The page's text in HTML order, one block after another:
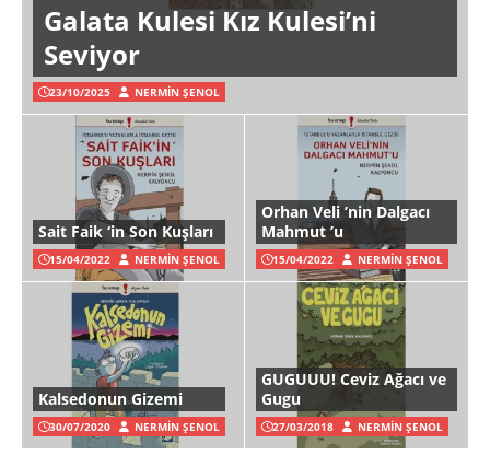
Galata Kulesi Kız Kulesi’ni
Seviyor
23/10/2025 NERMIN ŞENOL
Sait Faik ‘in Son Kuşları
15/04/2022 NERMIN ŞENOL
Orhan Veli ’nin Dalgacı
Mahmut ’u
15/04/2022 NERMIN ŞENOL
Kalsedonun Gizemi
30/07/2020 NERMIN ŞENOL
GUGUUU! Ceviz Ağacı ve
Gugu
27/03/2018 NERMIN ŞENOL